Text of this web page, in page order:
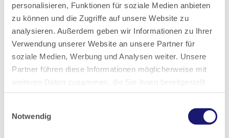
personalisieren, Funktionen für soziale Medien anbieten
zu können und die Zugriffe auf unsere Website zu
analysieren. Außerdem geben wir Informationen zu Ihrer
Verwendung unserer Website an unsere Partner für
soziale Medien, Werbung und Analysen weiter. Unsere
Partner führen diese Informationen möglicherweise mit
weiteren Daten zusammen, die Sie ihnen bereitgestellt
haben oder die sie im Rahmen Ihrer Nutzung der Dienste
Notwendig
Teilen